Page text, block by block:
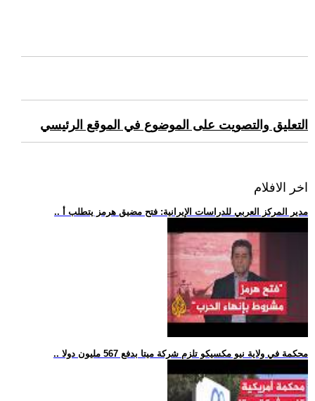
التعليق والتصويت على الموضوع في الموقع الرئيسي
اخر الافلام
.. مدير المركز العربي للدراسات الإيرانية: فتح مضيق هرمز يتطلب أ
.. محكمة في ولاية نيو مكسيكو تلزم شركة ميتا بدفع 567 مليون دولا